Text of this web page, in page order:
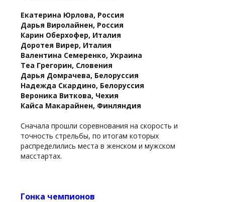
Екатерина Юрлова, Россия
Дарья Виролайнен, Россия
Карин Оберхофер, Италия
Доротея Вирер, Италия
Валентина Семеренко, Украина
Теа Грегорин, Словения
Дарья Домрачева, Белоруссия
Надежда Скардино, Белоруссия
Вероника Виткова, Чехия
Кайса Макарайнен, Финляндия
Сначала прошли соревнования на скорость и
точность стрельбы, по итогам которых
распределились места в женском и мужском
масстартах.
Гонка чемпионов